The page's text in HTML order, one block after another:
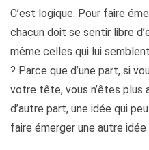
C’est logique. Pour faire
chacun doit se sentir libre
même celles qui lui
? Parce que d’une part, si
votre tête, vous n’êtes plus
d’autre part, une idée qui
faire émerger une autre idée